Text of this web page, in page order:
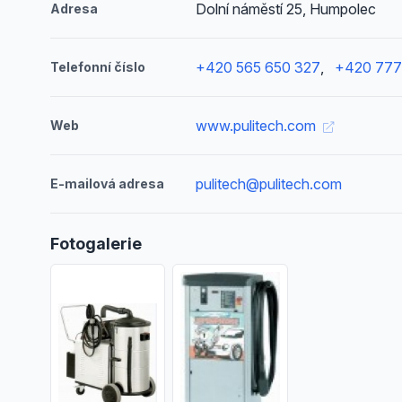
Adresa Dolní náměstí 25, Humpolec
Telefonní číslo +420 565 650 327, +420
Web www.pulitech.com
E-mailová adresa pulitech@pulitech.com
Fotogalerie